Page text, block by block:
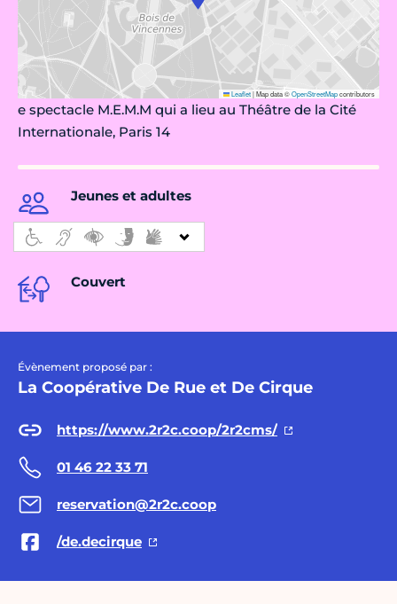
Leaflet|Map data ©OpenStreetMapcontributors
e spectacle M.E.M.M qui a lieu au Théâtre de la Cité
Internationale, Paris 14
Jeunes et adultes
Couvert
Évènement proposé par :
La Coopérative De Rue et De Cirque
https://www.2r2c.coop/2r2cms/
01 46 22 33 71
reservation@2r2c.coop
/de.decirque